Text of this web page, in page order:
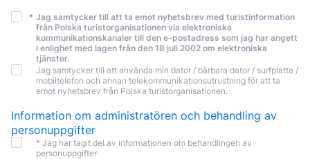
* Jag samtycker till att ta emot nyhetsbrev med turistinformation
från Polska turistorganisationen via elektroniska
kommunikationskanaler till den e-postadress som jag har angett
i enlighet med lagen från den 18 juli 2002 om elektroniska
tjänster.
Jag samtycker till att använda min dator / bärbara dator / surfplatta /
mobiltelefon och annan telekommunikationsutrustning för att ta
emot nyhetsbrev från Polska turistorganisationen.
Information om administratören och behandling av
personuppgifter
* Jag har tagit del av informationen om behandlingen av
personuppgifter